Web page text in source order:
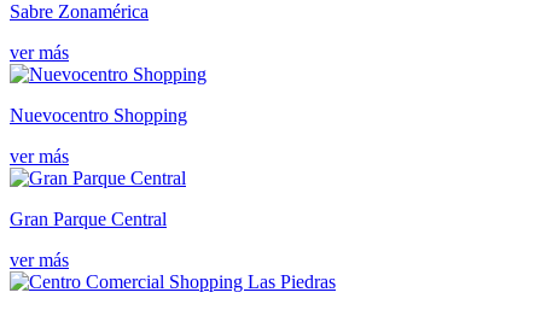
Sabre Zonamérica
ver más
Nuevocentro Shopping
ver más
Gran Parque Central
ver más